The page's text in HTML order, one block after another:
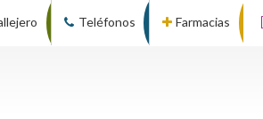
Teléfonos Farmacias